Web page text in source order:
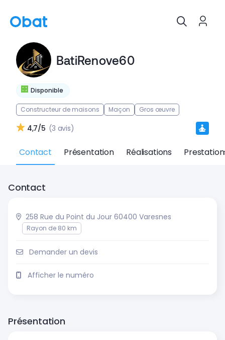
Disponible
BatiRenove60
Constructeur de maisons Maçon Gros œuvre
4,7/5 (3 avis)
Contact Présentation Réalisations
Contact
258 Rue du Point du Jour 60400 Varesnes
Rayon de 80 km
Demander un devis
Afficher le numéro
Présentation